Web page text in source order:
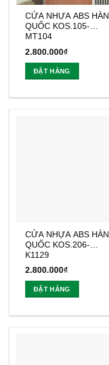
CỬA NHỰA ABS HÀN
QUỐC KOS.105-
MT104
2.800.000₫
ĐẶT HÀNG
CỬA NHỰA ABS HÀN
QUỐC KOS.206-
K1129
2.800.000₫
ĐẶT HÀNG